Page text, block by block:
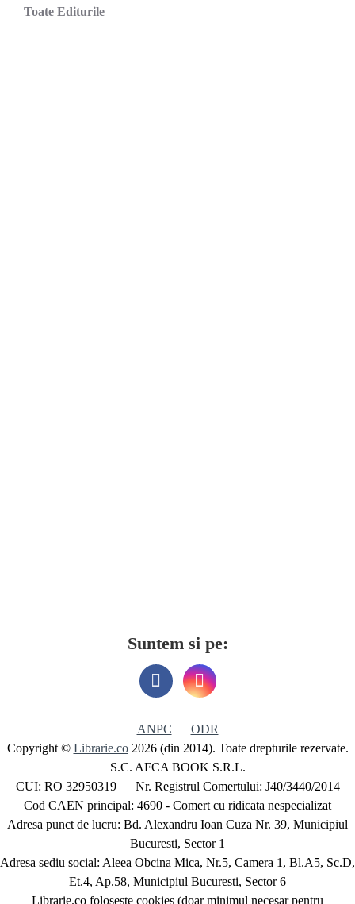
Toate Editurile
Suntem si pe:
ANPC
ODR
Copyright © Librarie.co 2026 (din 2014). Toate drepturile rezervate.
S.C. AFCA BOOK S.R.L.
CUI: RO 32950319 Nr. Registrul Comertului: J40/3440/2014
Cod CAEN principal: 4690 - Comert cu ridicata nespecializat
Adresa punct de lucru: Bd. Alexandru Ioan Cuza Nr. 39, Municipiul
Bucuresti, Sector 1
Adresa sediu social: Aleea Obcina Mica, Nr.5, Camera 1, Bl.A5, Sc.D,
Et.4, Ap.58, Municipiul Bucuresti, Sector 6
Librarie.co foloseste cookies (doar minimul necesar pentru